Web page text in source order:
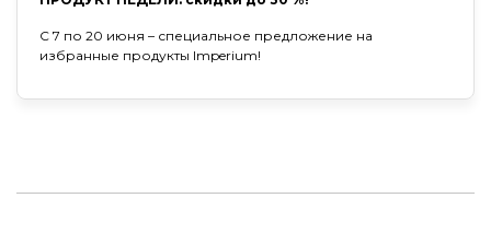
С 7 по 20 июня – специальное предложение на
избранные продукты Imperium!